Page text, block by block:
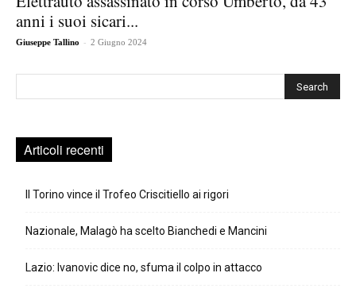
anni i suoi sicari...
Giuseppe Tallino - 2 Giugno 2024
Articoli recenti
Il Torino vince il Trofeo Criscitiello ai rigori
Nazionale, Malagò ha scelto Bianchedi e Mancini
Lazio: Ivanovic dice no, sfuma il colpo in attacco